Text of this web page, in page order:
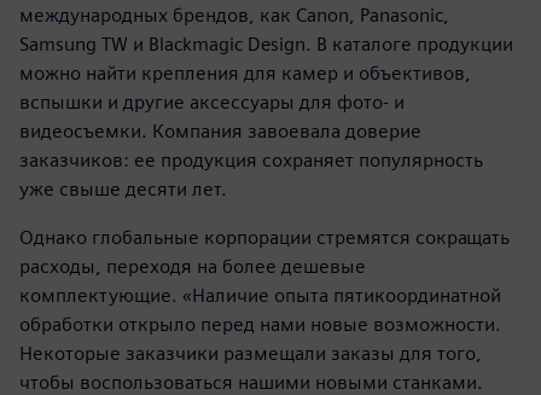
международных брендов, как Canon, Panasonic,
Samsung TW и Blackmagic Design. В каталоге продукции
можно найти крепления для камер и объективов,
вспышки и другие аксессуары для фото- и
видеосъемки. Компания завоевала доверие
заказчиков: ее продукция сохраняет популярность
уже свыше десяти лет.
Однако глобальные корпорации стремятся сокращать
расходы, переходя на более дешевые
комплектующие. «Наличие опыта пятикоординатной
обработки открыло перед нами новые возможности.
Некоторые заказчики размещали заказы для того,
чтобы воспользоваться нашими новыми станками.